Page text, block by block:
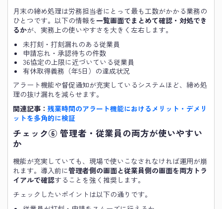
月末の締め処理は労務担当者にとって最も工数がかかる業務の
ひとつです。以下の情報を一覧画面でまとめて確認・対処でき
るかが、実務上の使いやすさを大きく左右します。
未打刻・打刻漏れのある従業員
申請忘れ・承認待ちの件数
36協定の上限に近づいている従業員
有休取得義務（年5日）の達成状況
アラート機能や督促通知が充実しているシステムほど、締め処
理の抜け漏れを減らせます。
関連記事： 残業時間のアラート機能におけるメリット・デメリ
ットを多角的に検証
チェック⑥ 管理者・従業員の両方が使いやすい
か
機能が充実していても、現場で使いこなされなければ運用が崩
れます。導入前に管理者側の画面と従業員側の画面を両方トラ
イアルで確認することを強く推奨します。
チェックしたいポイントは以下の通りです。